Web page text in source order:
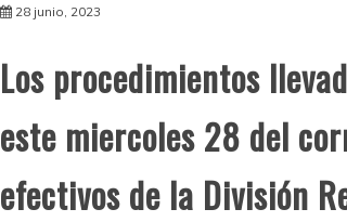
28 junio, 2023
Los procedimientos
este miercoles 28 del
efectivos de la División